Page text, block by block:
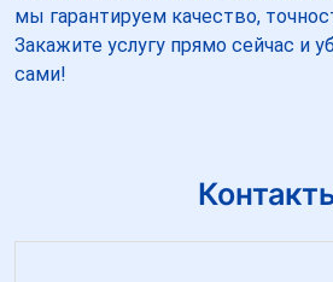
мы гарантируем качество,
Закажите услугу прямо сейчас и
сами!